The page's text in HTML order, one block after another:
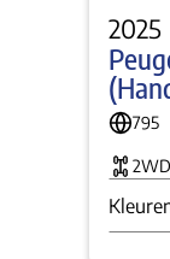
2025
795
2WD